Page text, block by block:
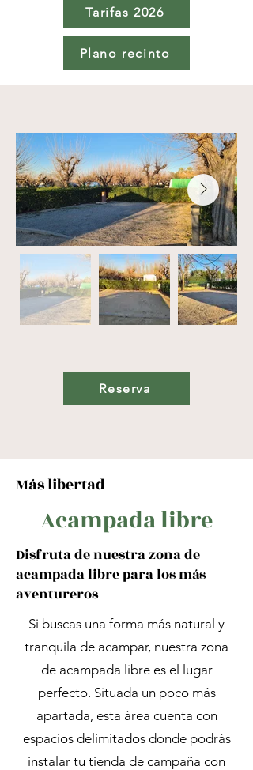
Tarifas 2026
Plano recinto
Reserva
Más libertad
Acampada libre
Disfruta de nuestra zona de
acampada libre para los más
aventureros
Si buscas una forma más natural y
tranquila de acampar, nuestra zona
de acampada libre es el lugar
perfecto. Situada un poco más
apartada, esta área cuenta con
espacios delimitados donde podrás
instalar tu tienda de campaña con